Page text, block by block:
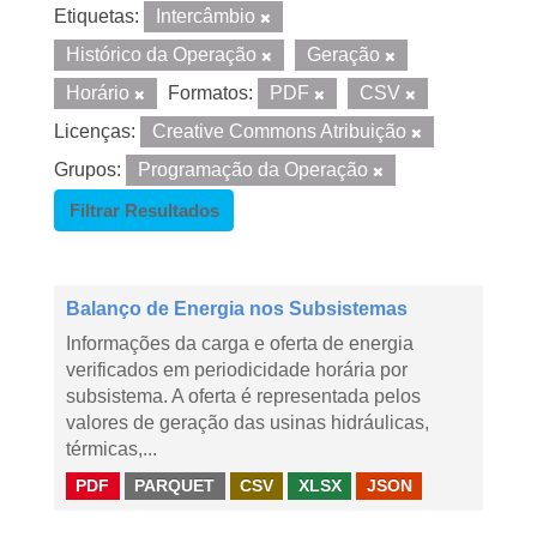
Etiquetas:
Intercâmbio
Histórico da Operação
Geração
Horário
Formatos: PDF
CSV
Licenças:
Creative Commons Atribuição
Grupos:
Programação da Operação
Filtrar Resultados
Balanço de Energia nos Subsistemas
Informações da carga e oferta de energia
verificados em periodicidade horária por
subsistema. A oferta é representada pelos
valores de geração das usinas hidráulicas,
térmicas,...
PDF PARQUET CSV XLSX JSON